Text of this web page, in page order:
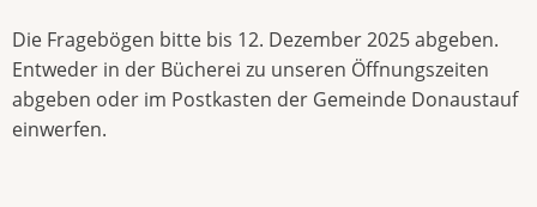
Die Fragebögen bitte bis 12. Dezember 2025 abgeben.
Entweder in der Bücherei zu unseren Öffnungszeiten
abgeben oder im Postkasten der Gemeinde Donaustauf
einwerfen.